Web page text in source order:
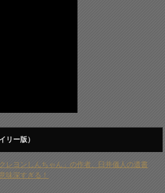
リー版）
クレヨンしんちゃん」の作者、臼井儀人の遺書
味深すぎる！